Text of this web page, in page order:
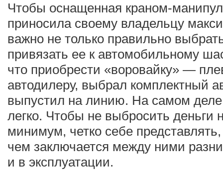
Чтобы оснащенная краном-
приносила своему владельцу
важно не только правильно
привязать ее к автомобильному
что приобрести «воровайку» —
автодилеру, выбрал комплектный
выпустил на линию. На самом деле
легко. Чтобы не выбросить деньги
минимум, четко себе
чем заключается между ними
и в эксплуатации.